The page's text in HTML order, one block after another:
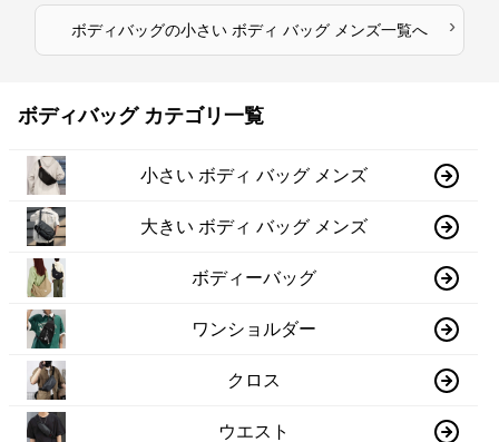
ボディバッグの小さい ボディ バッグ メンズ一覧へ ›
ボディバッグ カテゴリ一覧
小さい ボディ バッグ メンズ
大きい ボディ バッグ メンズ
ボディーバッグ
ワンショルダー
クロス
ウエスト